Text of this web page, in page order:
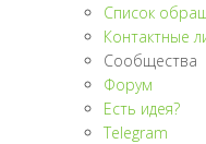
Список
Контактные
Сообщества
Форум
Есть идея?
Telegram